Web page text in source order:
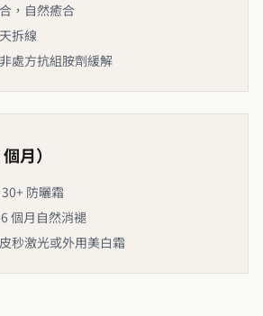
，自然癒合
拆線
處方抗組胺劑緩解
月）
防曬霜
個月自然消褪
秒激光或外用美白霜